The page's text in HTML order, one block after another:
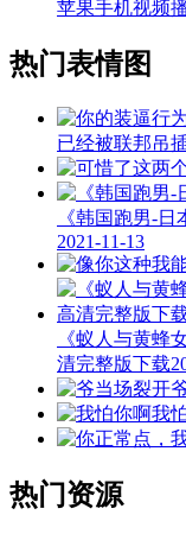
苹果手机视频
热门表情图
已经被联邦吊
《韩国跑男-
2021-11-13
《蚁人与黄蜂
清完整版下载
我
热门资源